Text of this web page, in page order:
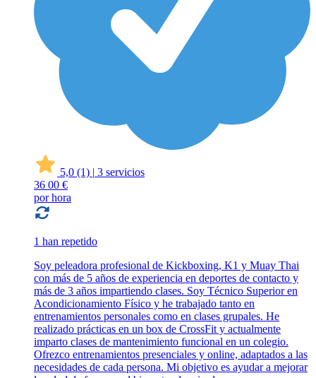
5,0 (1) | 3 servicios
36 00 €
por hora
1 han repetido
Soy peleadora profesional de Kickboxing, K1 y Muay Thai
con más de 5 años de experiencia en deportes de contacto y
más de 3 años impartiendo clases. Soy Técnico Superior en
Acondicionamiento Físico y he trabajado tanto en
entrenamientos personales como en clases grupales. He
realizado prácticas en un box de CrossFit y actualmente
imparto clases de mantenimiento funcional en un colegio.
Ofrezco entrenamientos presenciales y online, adaptados a las
necesidades de cada persona. Mi objetivo es ayudar a mejorar